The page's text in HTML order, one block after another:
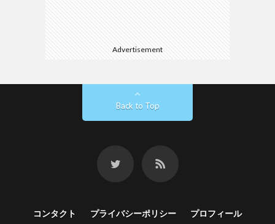
Advertisement
Back to Top
コンタクト プライバシーポリシー プロフィール